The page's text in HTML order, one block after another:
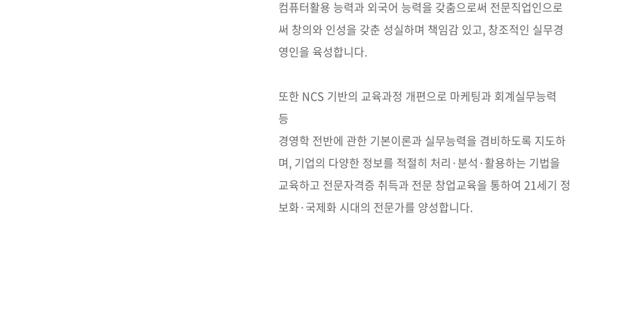
컴퓨터활용 능력과 외국어 능력을 갖춤으로써 전문직업인으로
써 창의와 인성을 갖춘 성실하며 책임감 있고, 창조적인 실무경
영인을 육성합니다.
또한 NCS 기반의 교육과정 개편으로 마케팅과 회계실무능력
등
경영학 전반에 관한 기본이론과 실무능력을 겸비하도록 지도하
며, 기업의 다양한 정보를 적절히 처리·분석·활용하는 기법을
교육하고 전문자격증 취득과 전문 창업교육을 통하여 21세기 정
보화·국제화 시대의 전문가를 양성합니다.